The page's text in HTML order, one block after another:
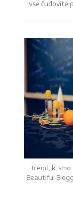
vse čudovite
Trend, ki
Beautiful